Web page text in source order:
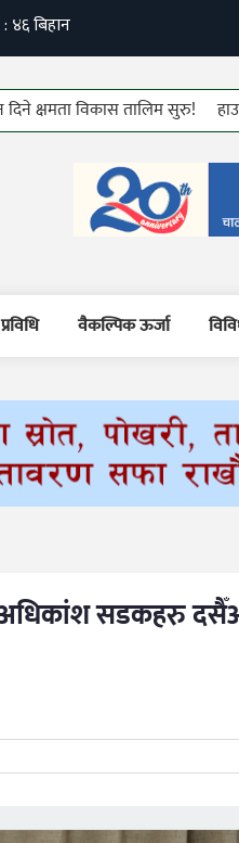
विकास तालिम सुरु! हाउस
प्रविधि वैकल्पिक ऊर्जा
अधिकांश सडकहरु